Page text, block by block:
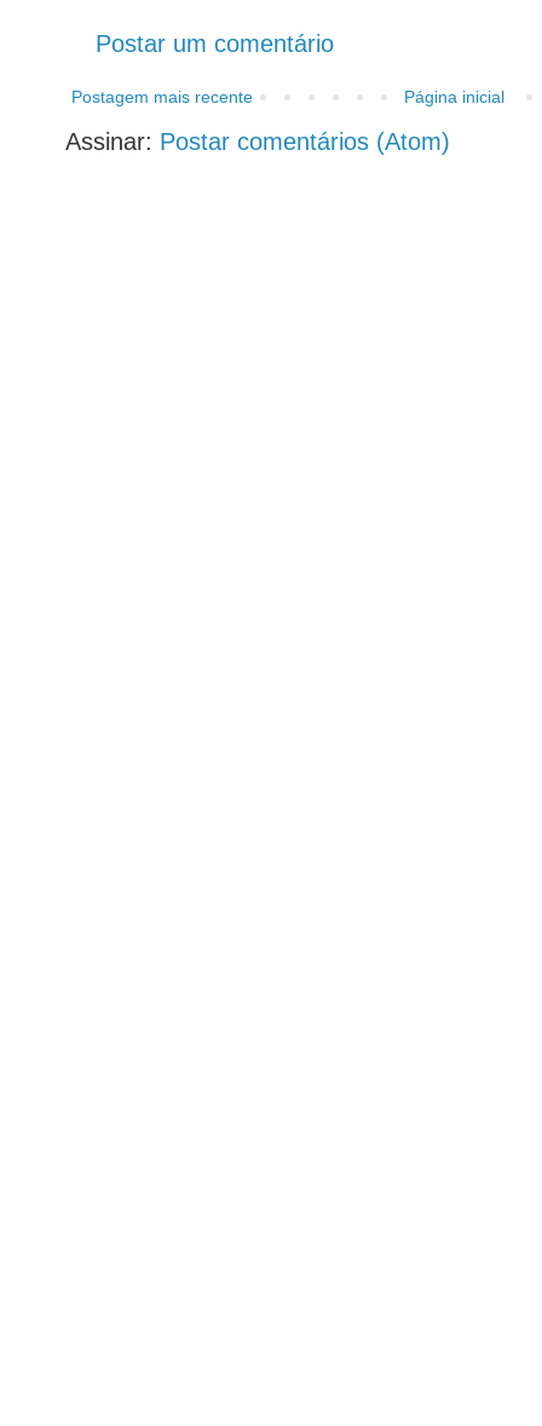
Postar um comentário
Postagem mais recente Página inicial
Assinar: Postar comentários (Atom)